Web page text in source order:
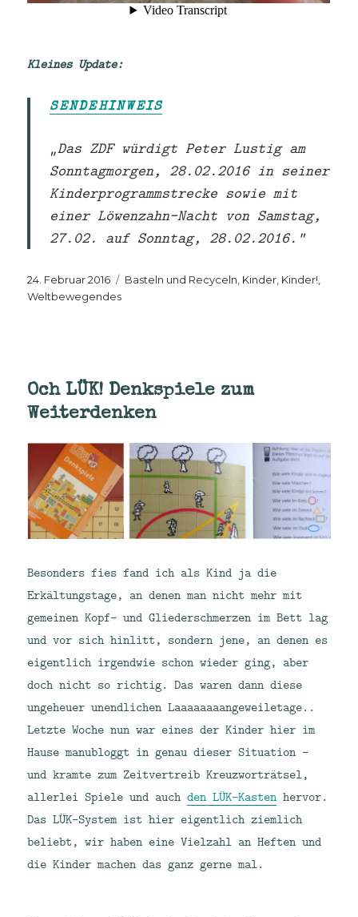
Kleines Update:
SENDEHINWEIS
„Das ZDF würdigt Peter Lustig am
Sonntagmorgen, 28.02.2016 in seiner
Kinderprogrammstrecke sowie mit
einer Löwenzahn-Nacht von Samstag,
27.02. auf Sonntag, 28.02.2016.“
Veröffentlicht
am
24. Februar 2016 Kategorien
Basteln und Recyceln Kinder, Kinder!
Weltbewegendes
Och LÜK! Denkspiele zum
Weiterdenken
Besonders fies fand ich als Kind ja die
Erkältungstage, an denen man nicht mehr mit
gemeinen Kopf- und Gliederschmerzen im Bett lag
und vor sich hinlitt, sondern jene, an denen es
eigentlich irgendwie schon wieder ging, aber
doch nicht so richtig. Das waren dann diese
ungeheuer unendlichen Laaaaaaaangeweiletage..
Letzte Woche nun war eines der Kinder hier im
Hause manubloggt in genau dieser Situation –
und kramte zum Zeitvertreib Kreuzworträtsel,
allerlei Spiele und auchden LÜK-Kasten hervor.
Das LÜK-System ist hier eigentlich ziemlich
beliebt, wir haben eine Vielzahl an Heften und
die Kinder machen das ganz gerne mal.